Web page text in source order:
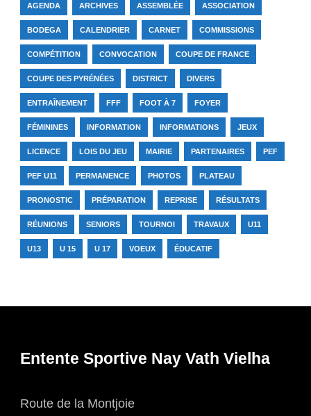
AGENDA ARCHIVES ASSEMBLÉE ASSOCIATION
BODEGA CALENDRIER CARNET COMMISSIONS
COMPÉTITION CONVOCATION COUPE DE FRANCE
COUPE DES PYRÉNÉES DISTRICT DIVERS
ENTRAÎNEMENT FFF FOOT À 7 FOYER
FÉMININES INFORMATION INFORMATIONS JEUX
LICENCE LOIS DU JEU MAIRIE PARTENAIRES PEF
PEF U11 PERMANENCE PHOTOS PLATEAU
PRONOSTIC PRÉPARATION REPRISE RÉSULTATS
RÉUNIONS SENIORS TOURNOI TRAVAUX U11
U13 U 15 U 17 VOEUX ÉDUCATIF
Entente Sportive Nay Vath Vielha
Route de la Montjoie